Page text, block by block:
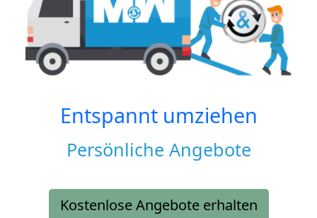
Entspannt umziehen
Persönliche Angebote
Kostenlose Angebote erhalten